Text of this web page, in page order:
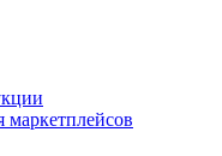
маркетплейсов